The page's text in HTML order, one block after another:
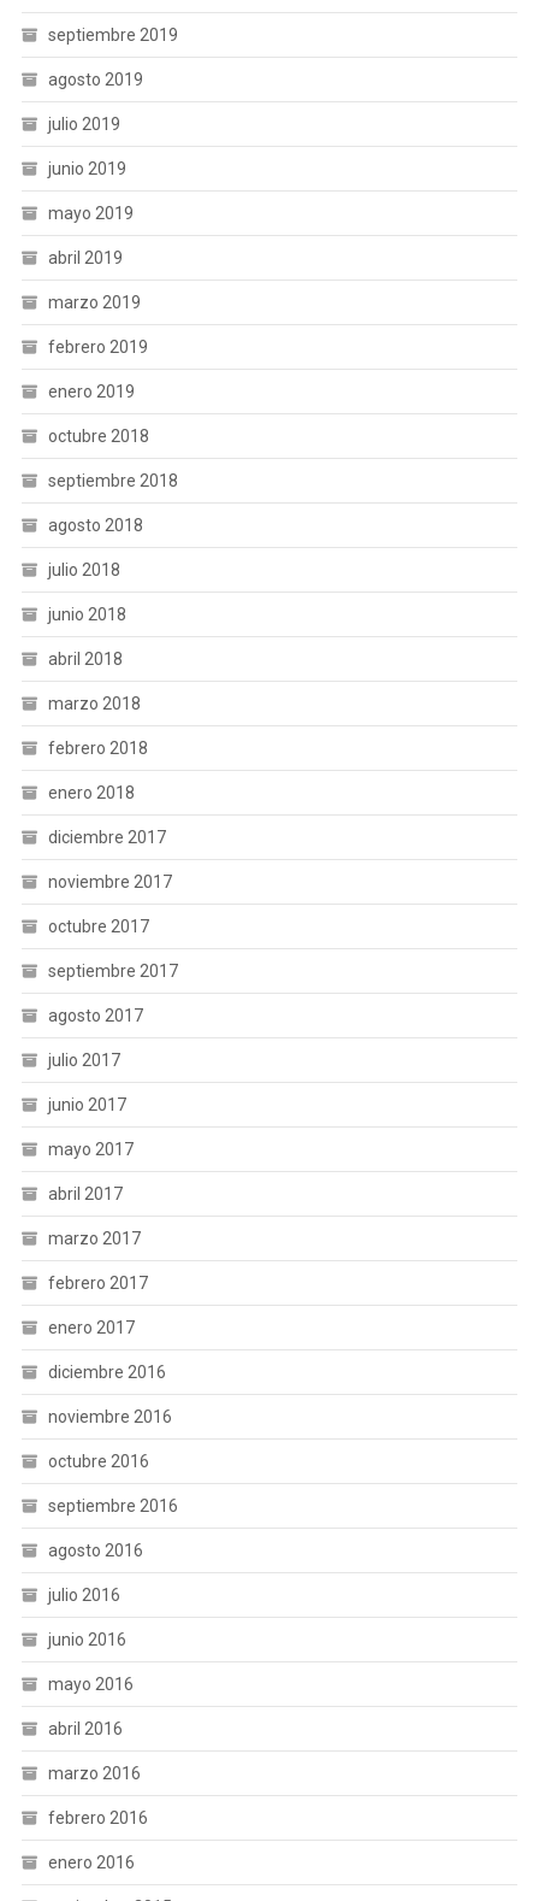
septiembre 2019
agosto 2019
julio 2019
junio 2019
mayo 2019
abril 2019
marzo 2019
febrero 2019
enero 2019
octubre 2018
septiembre 2018
agosto 2018
julio 2018
junio 2018
abril 2018
marzo 2018
febrero 2018
enero 2018
diciembre 2017
noviembre 2017
octubre 2017
septiembre 2017
agosto 2017
julio 2017
junio 2017
mayo 2017
abril 2017
marzo 2017
febrero 2017
enero 2017
diciembre 2016
noviembre 2016
octubre 2016
septiembre 2016
agosto 2016
julio 2016
junio 2016
mayo 2016
abril 2016
marzo 2016
febrero 2016
enero 2016